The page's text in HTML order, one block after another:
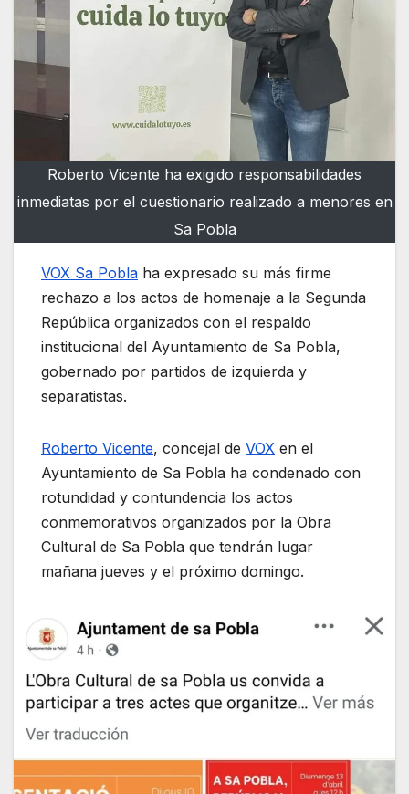
Roberto Vicente ha exigido responsabilidades
inmediatas por el cuestionario realizado a menores en
Sa Pobla
VOX Sa Pobla ha expresado su más firme
rechazo a los actos de homenaje a la Segunda
República organizados con el respaldo
institucional del Ayuntamiento de Sa Pobla,
gobernado por partidos de izquierda y
separatistas.
Roberto Vicente, concejal de VOX en el
Ayuntamiento de Sa Pobla ha condenado con
rotundidad y contundencia los actos
conmemorativos organizados por la Obra
Cultural de Sa Pobla que tendrán lugar
mañana jueves y el próximo domingo.